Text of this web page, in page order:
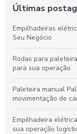
Últimas
Empilhadeiras
Seu Negócio
Rodas para
para sua operação
Paleteira manual
movimentação de
Empilhadeira
sua operação